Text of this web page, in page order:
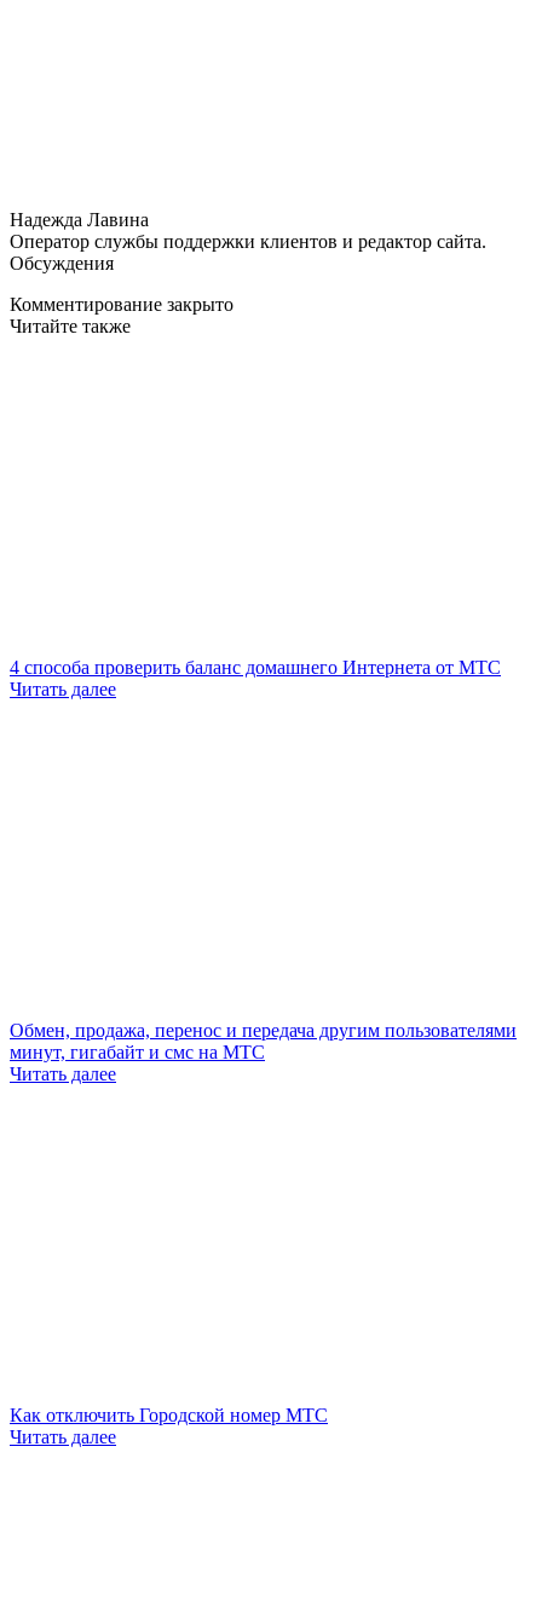
Надежда Лавина
Оператор службы поддержки клиентов и редактор сайта.
Обсуждения
Комментирование закрыто
Читайте также
4 способа проверить баланс домашнего Интернета от МТС
Читать далее
Обмен, продажа, перенос и передача другим пользователями
минут, гигабайт и смс на МТС
Читать далее
Как отключить Городской номер МТС
Читать далее